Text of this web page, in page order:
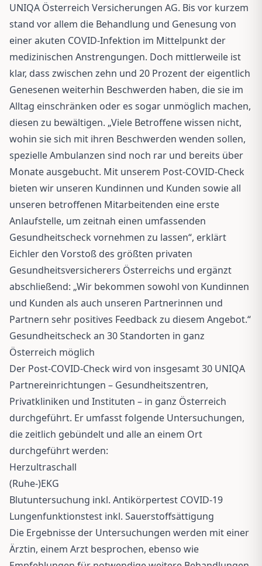
UNIQA Österreich Versicherungen AG. Bis vor kurzem
stand vor allem die Behandlung und Genesung von
einer akuten COVID-Infektion im Mittelpunkt der
medizinischen Anstrengungen. Doch mittlerweile ist
klar, dass zwischen zehn und 20 Prozent der eigentlich
Genesenen weiterhin Beschwerden haben, die sie im
Alltag einschränken oder es sogar unmöglich machen,
diesen zu bewältigen. „Viele Betroffene wissen nicht,
wohin sie sich mit ihren Beschwerden wenden sollen,
spezielle Ambulanzen sind noch rar und bereits über
Monate ausgebucht. Mit unserem Post-COVID-Check
bieten wir unseren Kundinnen und Kunden sowie all
unseren betroffenen Mitarbeitenden eine erste
Anlaufstelle, um zeitnah einen umfassenden
Gesundheitscheck vornehmen zu lassen“, erklärt
Eichler den Vorstoß des größten privaten
Gesundheitsversicherers Österreichs und ergänzt
abschließend: „Wir bekommen sowohl von Kundinnen
und Kunden als auch unseren Partnerinnen und
Partnern sehr positives Feedback zu diesem Angebot.“
Gesundheitscheck an 30 Standorten in ganz
Österreich möglich
Der Post-COVID-Check wird von insgesamt 30 UNIQA
Partnereinrichtungen – Gesundheitszentren,
Privatkliniken und Instituten – in ganz Österreich
durchgeführt. Er umfasst folgende Untersuchungen,
die zeitlich gebündelt und alle an einem Ort
durchgeführt werden:
Herzultraschall
(Ruhe-)EKG
Blutuntersuchung inkl. Antikörpertest COVID-19
Lungenfunktionstest inkl. Sauerstoffsättigung
Die Ergebnisse der Untersuchungen werden mit einer
Ärztin, einem Arzt besprochen, ebenso wie